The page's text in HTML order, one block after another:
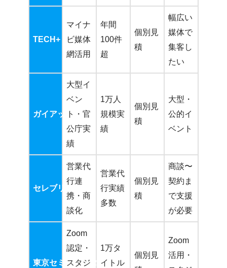
TECH+
マイナ
ビ媒体
網活用
年間
100件
超
個別見
積
幅広い
媒体で
集客し
たい
ガイアックス
大型イ
ベン
ト・官
公庁実
績
1万人
規模実
績
個別見
積
大型・
公的イ
ベント
セレブリックス
営業代
行連
携・商
談化
営業代
行実績
多数
個別見
積
商談〜
契約ま
で支援
が必要
東京セミナースタジオ
Zoom
認定・
スタジ
1万タ
イトル
個別見
Zoom
活用・